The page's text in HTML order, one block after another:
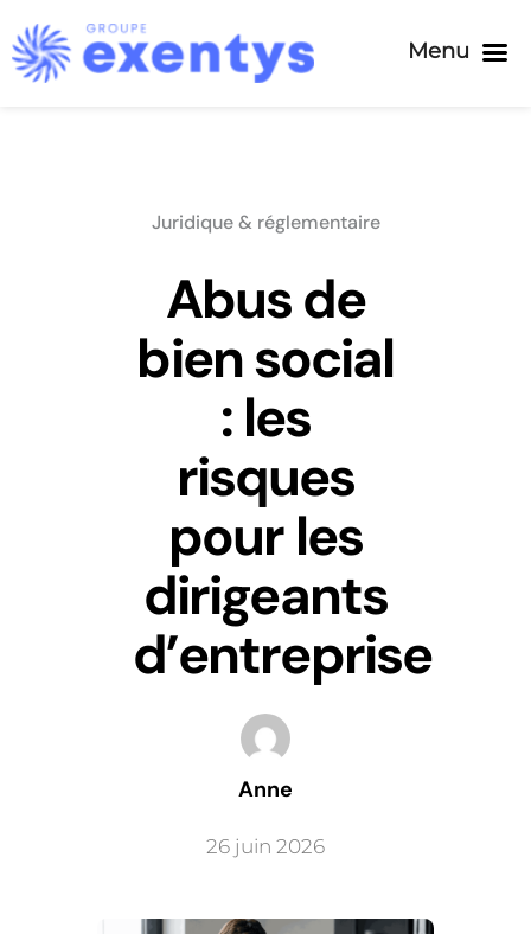
Juridique & réglementaire
Abus de
bien social
: les
risques
pour les
dirigeants
d’entreprise
Anne
26 juin 2026
Menu